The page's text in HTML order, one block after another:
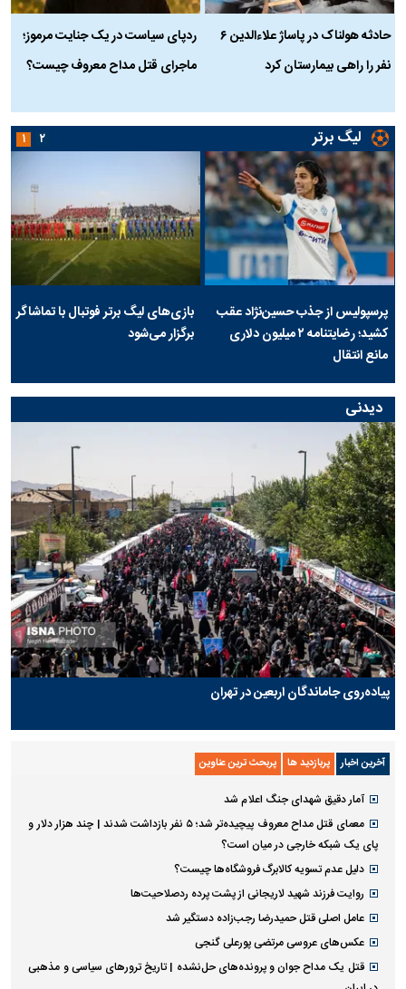
حادثه هولناک در پاساژ علاءالدین ۶
نفر را راهی بیمارستان کرد
ردپای سیاست در یک جنایت مرموز؛
ماجرای قتل مداح معروف چیست؟
لیگ برتر
پرسپولیس از جذب حسین‌نژاد عقب
کشید؛ رضایتنامه ۲ میلیون دلاری
مانع انتقال
بازی‌های لیگ برتر فوتبال با تماشاگر
برگزار می‌شود
۱ ۲
دیدنی
پیاده‌روی جاماندگان اربعین در تهران
آخرین اخبار پربازدید ها پربحث ترین عناوین
آمار دقیق شهدای جنگ اعلام شد
معمای قتل مداح معروف پیچیده‌تر شد؛ ۵ نفر بازداشت شدند | چند هزار دلار و
پای یک شبکه خارجی در میان است؟
دلیل عدم تسویه کالابرگ فروشگاه‌ها چیست؟
روایت فرزند شهید لاریجانی از پشت پرده ردصلاحیت‌ها
عامل اصلی قتل حمیدرضا رجب‌زاده دستگیر شد
عکس‌های عروسی مرتضی پورعلی گنجی
قتل یک مداح جوان و پرونده‌های حل‌نشده | تاریخ ترورهای سیاسی و مذهبی